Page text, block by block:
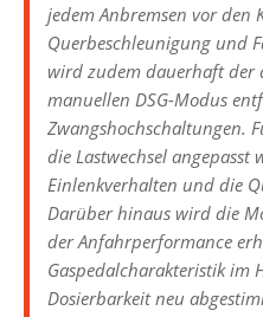
jedem Anbremsen vor den
Querbeschleunigung und
wird zudem dauerhaft der
manuellen DSG-Modus
Zwangshochschaltungen.
die Lastwechsel angepasst
Einlenkverhalten und die
Darüber hinaus wird die
der Anfahrperformance
Gaspedalcharakteristik im
Dosierbarkeit neu